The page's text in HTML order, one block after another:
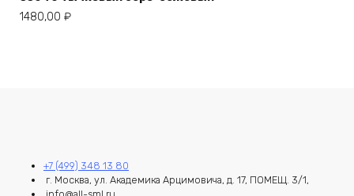
1480,00 ₽
+7 (499) 348 13 80
г. Москва, ул. Академика Арцимовича, д. 17, ПОМЕЩ. 3/1,